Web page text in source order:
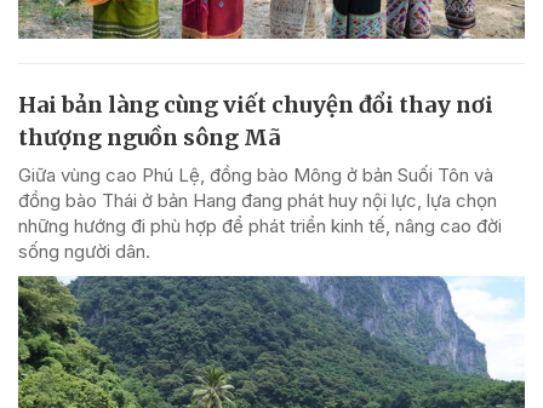
Hai bản làng cùng viết chuyện đổi thay nơi
thượng nguồn sông Mã
Giữa vùng cao Phú Lệ, đồng bào Mông ở bản Suối Tôn và
đồng bào Thái ở bản Hang đang phát huy nội lực, lựa chọn
những hướng đi phù hợp để phát triển kinh tế, nâng cao đời
sống người dân.